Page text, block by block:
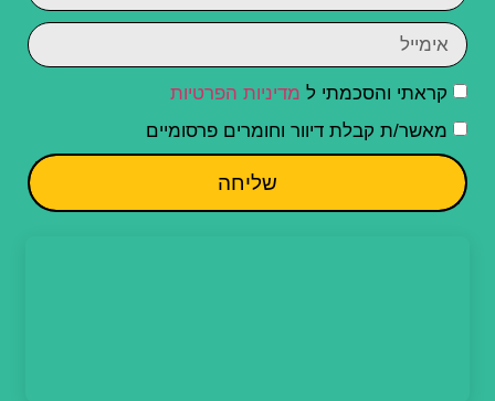
קראתי והסכמתי ל מדיניות הפרטיות
מאשר/ת קבלת דיוור וחומרים פרסומיים
שליחה